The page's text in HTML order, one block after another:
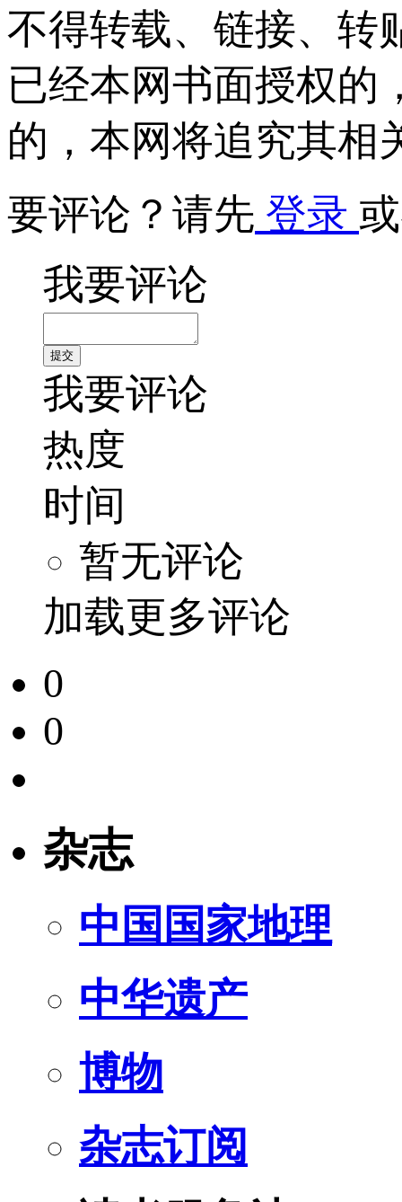
不得转载、链接、转
已经本网书面授权的
的，本网将追究其相
要评论？请先 登录
我要评论
我要评论
热度
时间
暂无评论
加载更多评论
0
0
杂志
中国国家地理
中华遗产
博物
杂志订阅